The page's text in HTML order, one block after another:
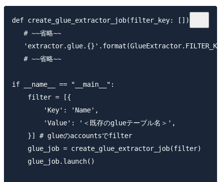
def create_glue_extractor_job(filter_key: []):
   # ~~省略~~
   # ~~省略~~
if __name__ == "__main__":
    filter = [{
        'Key': 'Name',
        'Value': '＜既存のglueテーブル名＞',
    }] # glueのaccountsでfilter
    glue_job = create_glue_extractor_job(filter)
    glue_job.launch()